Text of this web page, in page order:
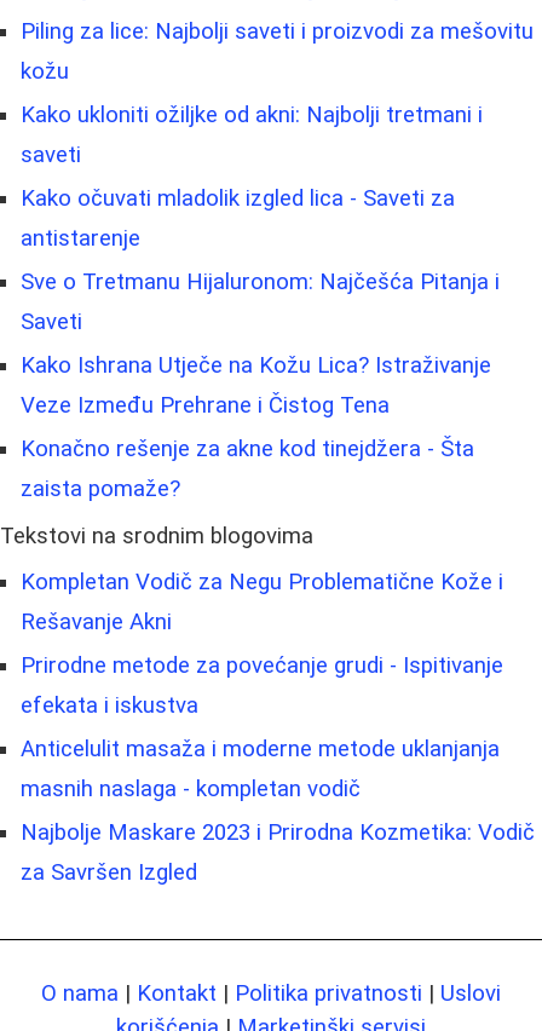
Piling za lice: Najbolji saveti i proizvodi za mešovitu
kožu
Kako ukloniti ožiljke od akni: Najbolji tretmani i
saveti
Kako očuvati mladolik izgled lica - Saveti za
antistarenje
Sve o Tretmanu Hijaluronom: Najčešća Pitanja i
Saveti
Kako Ishrana Utječe na Kožu Lica? Istraživanje
Veze Između Prehrane i Čistog Tena
Konačno rešenje za akne kod tinejdžera - Šta
zaista pomaže?
Tekstovi na srodnim blogovima
Kompletan Vodič za Negu Problematične Kože i
Rešavanje Akni
Prirodne metode za povećanje grudi - Ispitivanje
efekata i iskustva
Anticelulit masaža i moderne metode uklanjanja
masnih naslaga - kompletan vodič
Najbolje Maskare 2023 i Prirodna Kozmetika: Vodič
za Savršen Izgled
O nama | Kontakt | Politika privatnosti | Uslovi